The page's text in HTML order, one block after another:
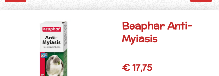
Beaphar Anti-
Myiasis
€ 17,75